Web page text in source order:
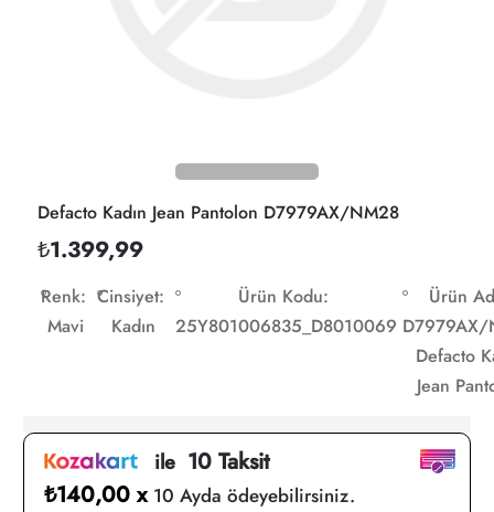
Defacto Kadın Jean Pantolon D7979AX/NM28
₺1.399,99
Renk:
Mavi
Cinsiyet:
Kadın
Ürün Kodu:
25Y801006835_D8010069
Ürün
D7979AX/
Defacto
Jean
ile10 Taksit
₺140,00 x 10 Ayda ödeyebilirsiniz.